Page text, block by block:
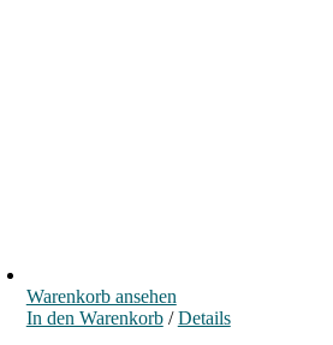
Warenkorb ansehen
In den Warenkorb / Details